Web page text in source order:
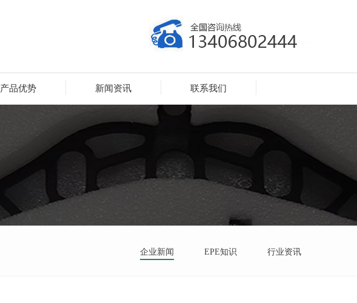
产品优势 新闻资讯 联系我们
行业资讯
EPE知识
企业新闻